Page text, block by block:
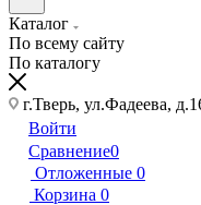
Каталог
По всему сайту
По каталогу
г.Тверь, ул.Фадеева,
Войти
Сравнение0
Отложенные 0
Корзина 0